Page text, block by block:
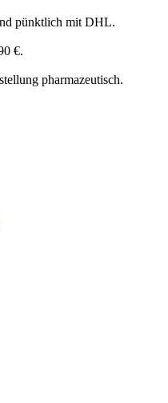
pünktlich mit DHL.
€.
pharmazeutisch.